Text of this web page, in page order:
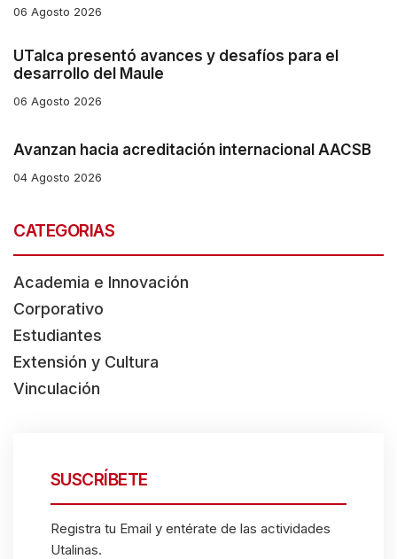
06 Agosto 2026
UTalca presentó avances y desafíos para el
desarrollo del Maule
06 Agosto 2026
Avanzan hacia acreditación internacional AACSB
04 Agosto 2026
CATEGORIAS
Academia e Innovación
Corporativo
Estudiantes
Extensión y Cultura
Vinculación
SUSCRÍBETE
Registra tu Email y entérate de las actividades
Utalinas.